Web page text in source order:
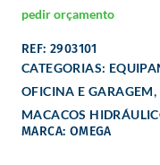
pedir orçamento
REF: 2903101
CATEGORIAS:
OFICINA E GARAGEM,
MACACOS
MARCA: OMEGA